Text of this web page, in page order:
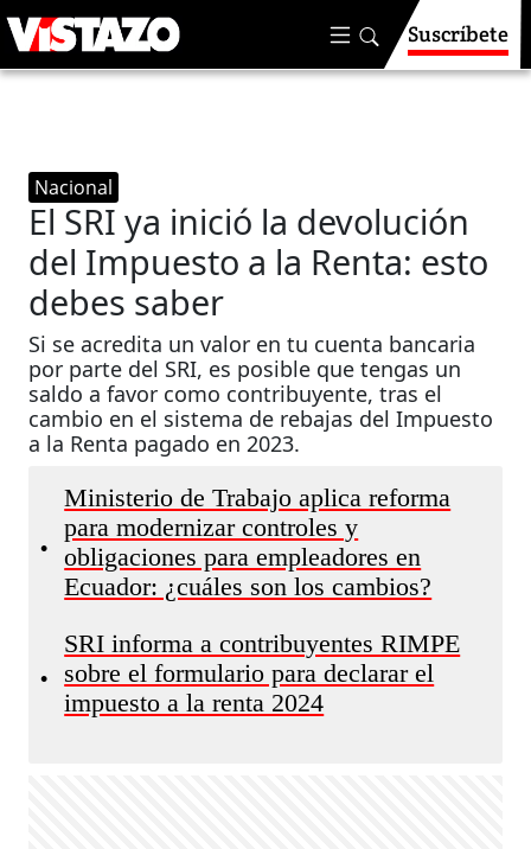
Suscríbete
Nacional
El SRI ya inició la devolución
del Impuesto a la Renta: esto
debes saber
Si se acredita un valor en tu cuenta bancaria
por parte del SRI, es posible que tengas un
saldo a favor como contribuyente, tras el
cambio en el sistema de rebajas del Impuesto
a la Renta pagado en 2023.
•
Ministerio de Trabajo aplica reforma
para modernizar controles y
obligaciones para empleadores en
Ecuador: ¿cuáles son los cambios?
•
SRI informa a contribuyentes RIMPE
sobre el formulario para declarar el
impuesto a la renta 2024